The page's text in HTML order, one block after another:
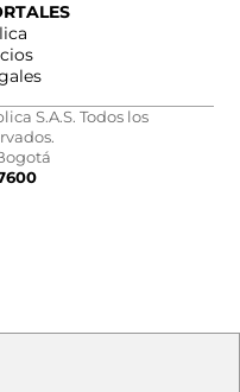
S.A.S. Todos los